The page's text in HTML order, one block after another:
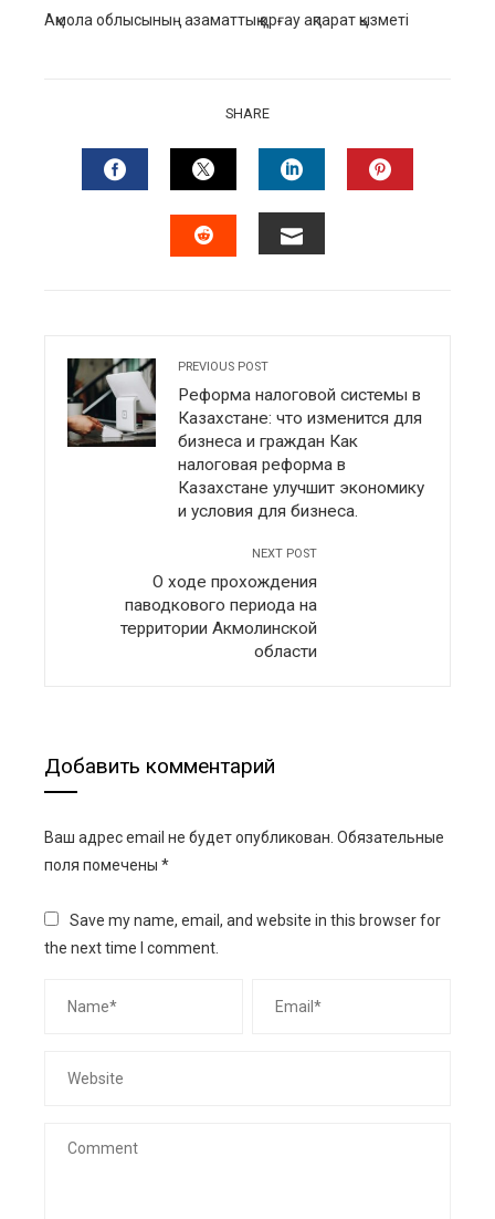
Ақмола облысының азаматтық қорғау ақпарат қызметі
SHARE
FACEBOOKTWITTERLINKEDIN
PREVIOUS POST
Реформа налоговой системы в
Казахстане: что изменится для
бизнеса и граждан Как
налоговая реформа в
Казахстане улучшит экономику
и условия для бизнеса.
NEXT POST
О ходе прохождения
паводкового периода на
территории Акмолинской
области
Добавить комментарий
Ваш адрес email не будет опубликован. Обязательные
поля помечены *
Save my name, email, and website in this browser for
the next time I comment.